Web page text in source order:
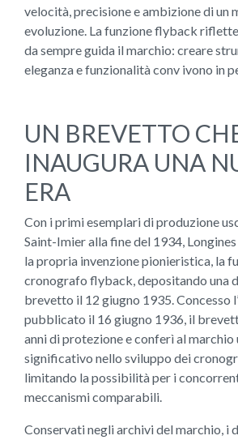
velocità, precisione e ambizione di un
evoluzione. La funzione flyback
da sempre guida il marchio: creare
eleganza e funzionalità conv ivono in
UN BREVETTO
INAUGURA UNA
ERA
Con i primi esemplari di produzione
Saint-Imier alla fine del 1934,
la propria invenzione pionieristica, la
cronografo flyback, depositando una
brevetto il 12 giugno 1935. Concesso
pubblicato il 16 giugno 1936, il
anni di protezione e conferì al marchio
significativo nello sviluppo dei
limitando la possibilità per i
meccanismi comparabili.
Conservati negli archivi del marchio, i